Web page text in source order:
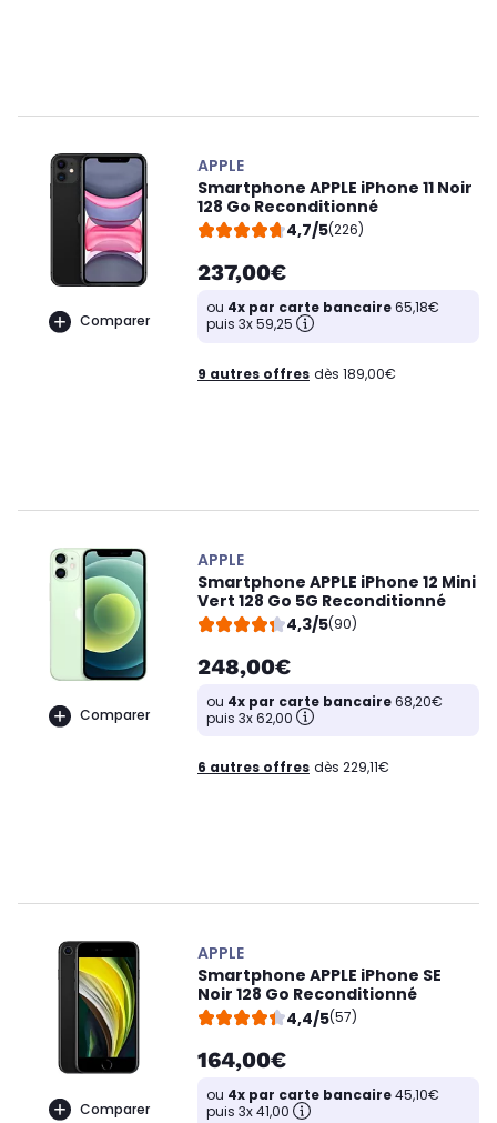
Comparer
APPLE
Smartphone APPLE iPhone 11 Noir
128 Go Reconditionné
4,7/5(226)
237,00€
ou 4x par carte bancaire65,18€
puis 3x 59,25
9 autres offres dès 189,00€
Comparer
APPLE
Smartphone APPLE iPhone 12 Mini
Vert 128 Go 5G Reconditionné
4,3/5(90)
248,00€
ou 4x par carte bancaire68,20€
puis 3x 62,00
6 autres offres dès 229,11€
Comparer
APPLE
Smartphone APPLE iPhone SE
Noir 128 Go Reconditionné
4,4/5(57)
164,00€
ou 4x par carte bancaire45,10€
puis 3x 41,00